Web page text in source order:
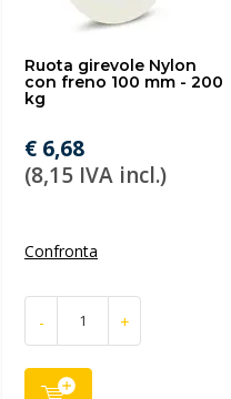
Ruota girevole Nylon
con freno 100 mm - 200
kg
€ 6,68
(8,15 IVA incl.)
Confronta
- +